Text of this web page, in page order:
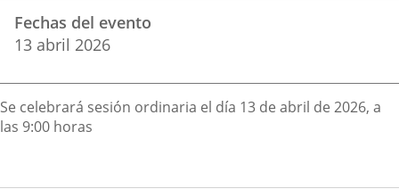
externa.externa.
del
evento
Fechas del evento
13 abril 2026
Descripción
Se celebrará sesión ordinaria el día 13 de abril de 2026, a
las 9:00 horas